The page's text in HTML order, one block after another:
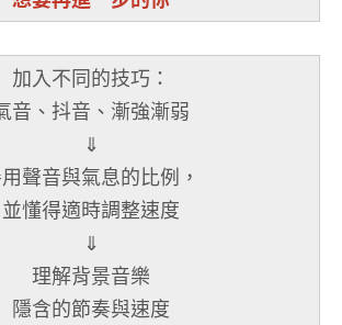
加入不同的技巧：
音、抖音、漸強漸弱
⇓
聲音與氣息的比例，
並懂得適時調整速度
⇓
理解背景音樂
隱含的節奏與速度